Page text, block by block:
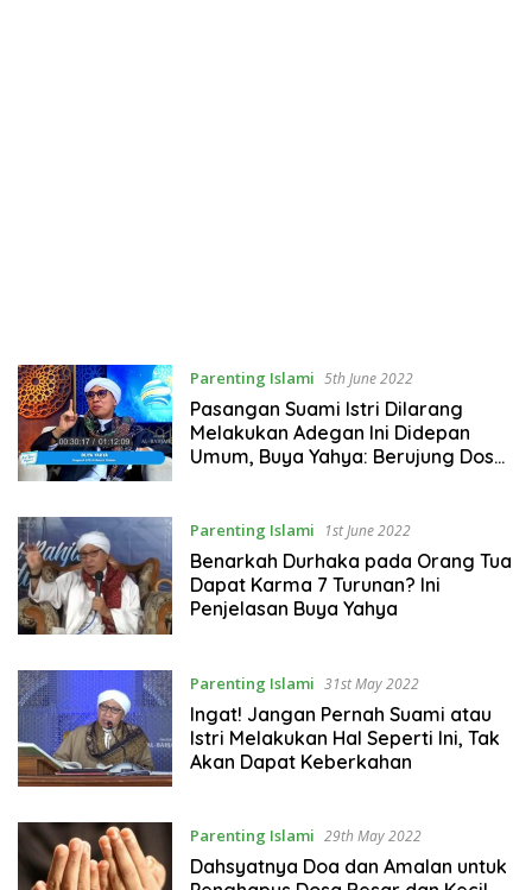
Parenting Islami 5th June 2022
Pasangan Suami Istri Dilarang
Melakukan Adegan Ini Didepan
Umum, Buya Yahya: Berujung Dosa
Parenting Islami 1st June 2022
Benarkah Durhaka pada Orang Tua
Dapat Karma 7 Turunan? Ini
Penjelasan Buya Yahya
Parenting Islami 31st May 2022
Ingat! Jangan Pernah Suami atau
Istri Melakukan Hal Seperti Ini, Tak
Akan Dapat Keberkahan
Parenting Islami 29th May 2022
Dahsyatnya Doa dan Amalan untuk